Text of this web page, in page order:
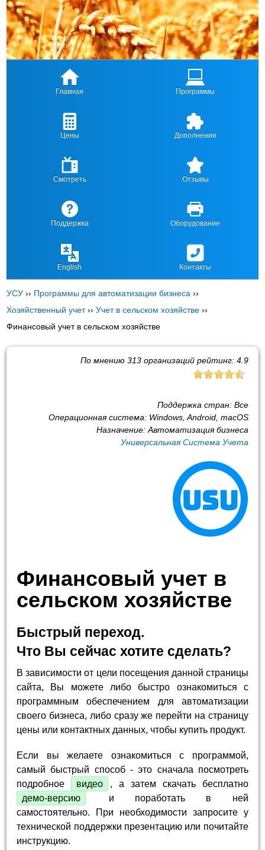
Главная Программы
Цены Дополнения
Смотреть Отзывы
Поддержка Оборудование
English Контакты
УСУ ›› Программы для автоматизации бизнеса ››
Хозяйственный учет››Учет в сельском хозяйстве ››
Финансовый учет в сельском хозяйстве
По мнению 313организаций рейтинг: 4.9
Поддержка стран: Все
Операционная система: Windows, Android, macOS
Назначение: Автоматизация бизнеса
Универсальная Система Учета
Финансовый учет в
сельском хозяйстве
Быстрый переход.
Что Вы сейчас хотите сделать?
В зависимости от цели посещения данной страницы
сайта, Вы можете либо быстро ознакомиться с
программным обеспечением для автоматизации
своего бизнеса, либо сразу же перейти на страницу
цены или контактных данных, чтобы купить продукт.
Если вы желаете ознакомиться с программой,
самый быстрый способ - это сначала посмотреть
подробное
видео
, а затем скачать бесплатно
демо-версию
и поработать в ней
самостоятельно. При необходимости запросите у
технической поддержки презентацию или почитайте
инструкцию.